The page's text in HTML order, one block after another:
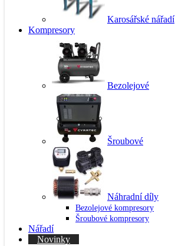
Karosářské nářadí
Kompresory
Bezolejové
Šroubové
Náhradní díly
Bezolejové kompresory
Šroubové kompresory
Nářadí
Novinky